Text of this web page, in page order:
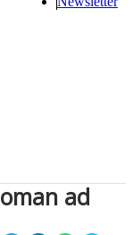
ad